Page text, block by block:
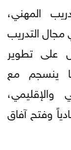
المهني،
التدريب
على تطوير
ينسجم مع
وفتح آفاق